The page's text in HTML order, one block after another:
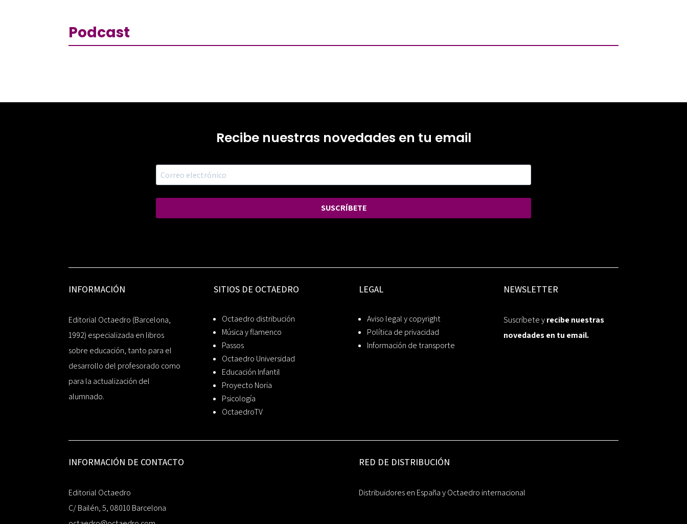
Podcast
Recibe nuestras novedades en tu email
SUSCRÍBETE
INFORMACIÓN
Editorial Octaedro (Barcelona,
1992) especializada en libros
sobre educación, tanto para el
desarrollo del profesorado como
para la actualización del
alumnado.
SITIOS DE OCTAEDRO
Octaedro distribución
Música y flamenco
Passos
Octaedro Universidad
Educación Infantil
Proyecto Noria
Psicología
OctaedroTV
LEGAL
Aviso legal y copyright
Política de privacidad
Información de transporte
NEWSLETTER
Suscríbete yrecibe nuestras
novedades en tu email.
INFORMACIÓN DE CONTACTO
Editorial Octaedro
C/ Bailén, 5, 08010 Barcelona
RED DE DISTRIBUCIÓN
Distribuidores en España y Octaedro internacional